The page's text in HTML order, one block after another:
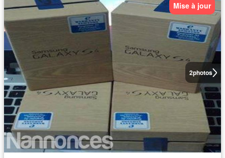
2photos
Mise à jour